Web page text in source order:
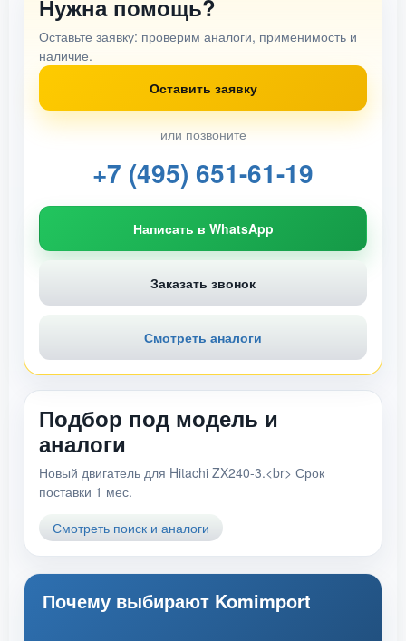
Нужна помощь?
Оставьте заявку: проверим аналоги, применимость и
наличие.
Оставить заявку
или позвоните
+7 (495) 651-61-19
Написать в WhatsApp
Заказать звонок
Смотреть аналоги
Подбор под модель и
аналоги
Новый двигатель для Hitachi ZX240-3.<br> Срок
поставки 1 мес.
Смотреть поиск и аналоги
Почему выбирают Komimport